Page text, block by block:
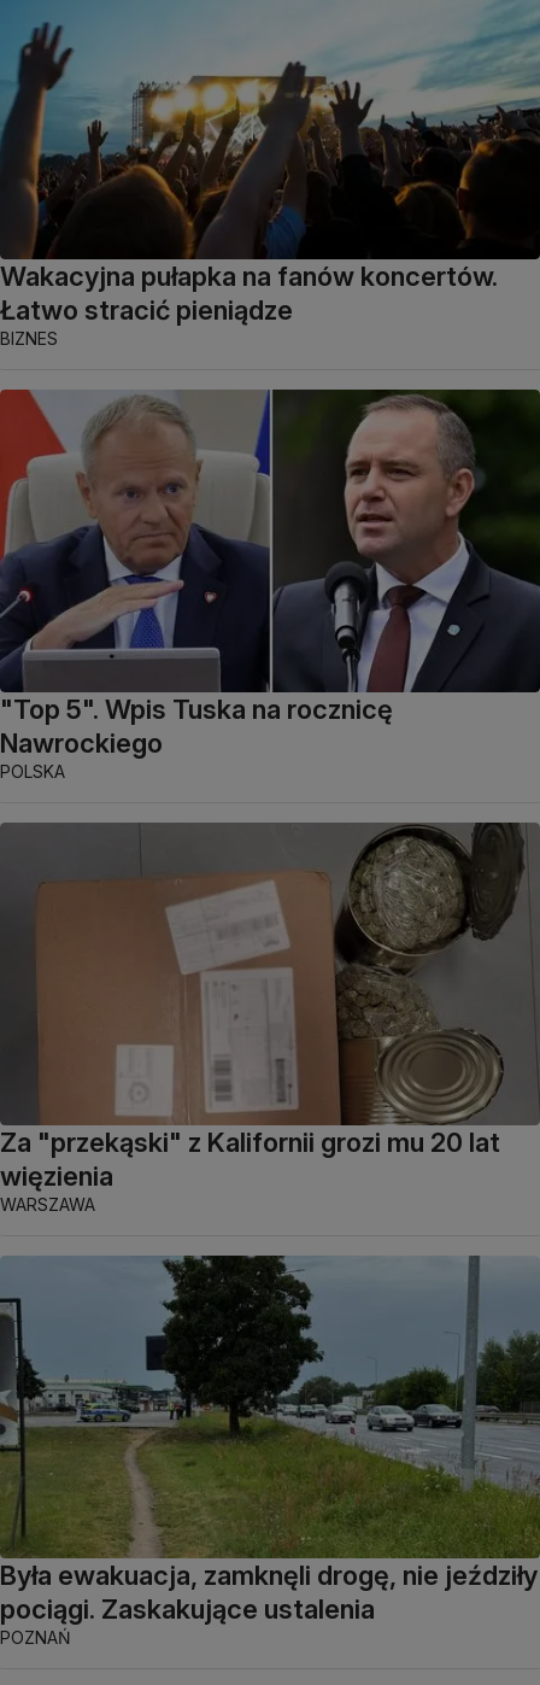
Wakacyjna pułapka na fanów koncertów.
Łatwo stracić pieniądze
BIZNES
"Top 5". Wpis Tuska na rocznicę
Nawrockiego
POLSKA
Za "przekąski" z Kalifornii grozi mu 20 lat
więzienia
WARSZAWA
Była ewakuacja, zamknęli drogę, nie jeździły
pociągi. Zaskakujące ustalenia
POZNAŃ